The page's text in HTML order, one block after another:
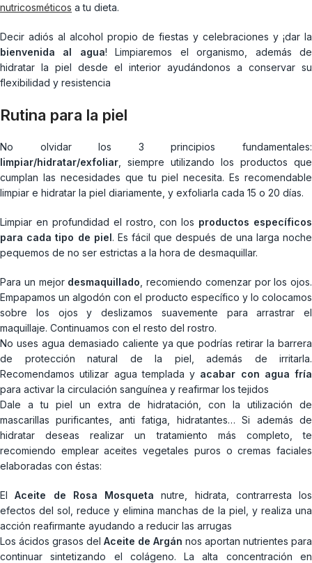
nutricosméticos a tu dieta.
Decir adiós al alcohol propio de fiestas y celebraciones y ¡dar la
bienvenida al agua! Limpiaremos el organismo, además de
hidratar la piel desde el interior ayudándonos a conservar su
flexibilidad y resistencia
Rutina para la piel
No olvidar los 3 principios fundamentales:
limpiar/hidratar/exfoliar , siempre utilizando los productos que
cumplan las necesidades que tu piel necesita. Es recomendable
limpiar e hidratar la piel diariamente, y exfoliarla cada 15 o 20 días.
Limpiar en profundidad el rostro, con los productos específicos
para cada tipo de piel. Es fácil que después de una larga noche
pequemos de no ser estrictas a la hora de desmaquillar.
Para un mejor desmaquillado , recomiendo comenzar por los ojos.
Empapamos un algodón con el producto específico y lo colocamos
sobre los ojos y deslizamos suavemente para arrastrar el
maquillaje. Continuamos con el resto del rostro.
No uses agua demasiado caliente ya que podrías retirar la barrera
de protección natural de la piel, además de irritarla.
Recomendamos utilizar agua templada y acabar con agua fría
para activar la circulación sanguínea y reafirmar los tejidos
Dale a tu piel un extra de hidratación, con la utilización de
mascarillas purificantes, anti fatiga, hidratantes… Si además de
hidratar deseas realizar un tratamiento más completo, te
recomiendo emplear aceites vegetales puros o cremas faciales
elaboradas con éstas:
ElAceite de Rosa Mosqueta nutre, hidrata, contrarresta los
efectos del sol, reduce y elimina manchas de la piel, y realiza una
acción reafirmante ayudando a reducir las arrugas
Los ácidos grasos del Aceite de Argán nos aportan nutrientes para
continuar sintetizando el colágeno. La alta concentración en